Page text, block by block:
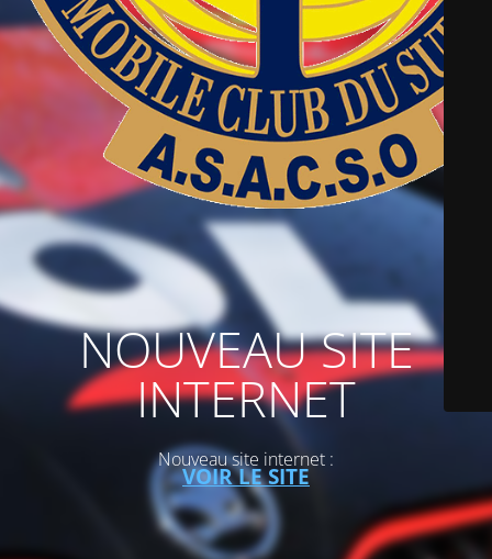
NOUVEAU SITE
INTERNET
Nouveau site internet :
VOIR LE SITE